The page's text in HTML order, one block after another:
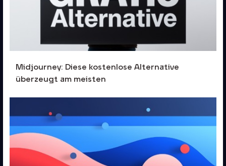
Midjourney: Diese kostenlose Alternative
überzeugt am meisten